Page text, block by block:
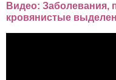
Видео: Заболевания,
кровянистые